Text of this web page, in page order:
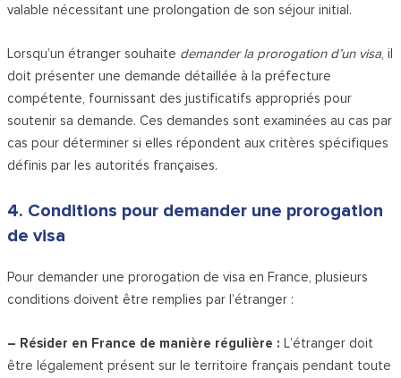
valable nécessitant une prolongation de son séjour initial.
Lorsqu’un étranger souhaite demander la prorogation d’un visa, il
doit présenter une demande détaillée à la préfecture
compétente, fournissant des justificatifs appropriés pour
soutenir sa demande. Ces demandes sont examinées au cas par
cas pour déterminer si elles répondent aux critères spécifiques
définis par les autorités françaises.
4. Conditions pour demander une prorogation
de visa
Pour demander une prorogation de visa en France, plusieurs
conditions doivent être remplies par l’étranger :
– Résider en France de manière régulière : L’étranger doit
être légalement présent sur le territoire français pendant toute